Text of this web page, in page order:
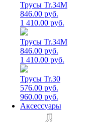
Трусы Tr.34M
846.00 руб.
1 410.00 руб.
Трусы Tr.34M
846.00 руб.
1 410.00 руб.
Трусы Tr.30
576.00 руб.
960.00 руб.
Аксессуары